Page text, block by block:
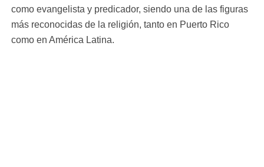
como evangelista y predicador, siendo una de las figuras
más reconocidas de la religión, tanto en Puerto Rico
como en América Latina.